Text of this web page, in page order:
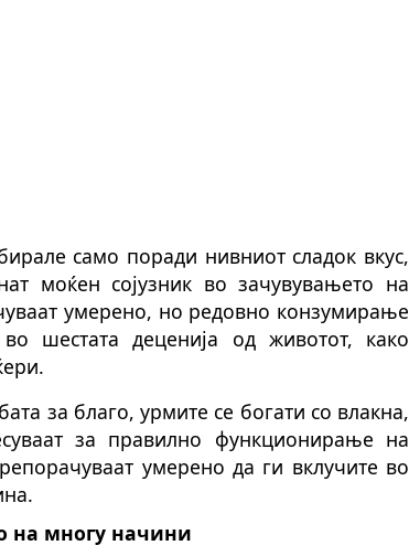
само поради нивниот сладок вкус,
моќен сојузник во зачувувањето на
умерено, но редовно конзумирање
шестата деценија од животот, како
за благо, урмите се богати со влакна,
за правилно функционирање на
умерено да ги вклучите во
на многу начини